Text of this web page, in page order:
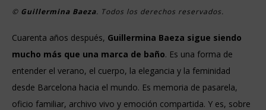
© Guillermina Baeza. Todos los derechos reservados.
Cuarenta años después, Guillermina Baeza sigue siendo
mucho más que una marca de baño. Es una forma de
entender el verano, el cuerpo, la elegancia y la feminidad
desde Barcelona hacia el mundo. Es memoria de pasarela,
oficio familiar, archivo vivo y emoción compartida. Y es, sobre